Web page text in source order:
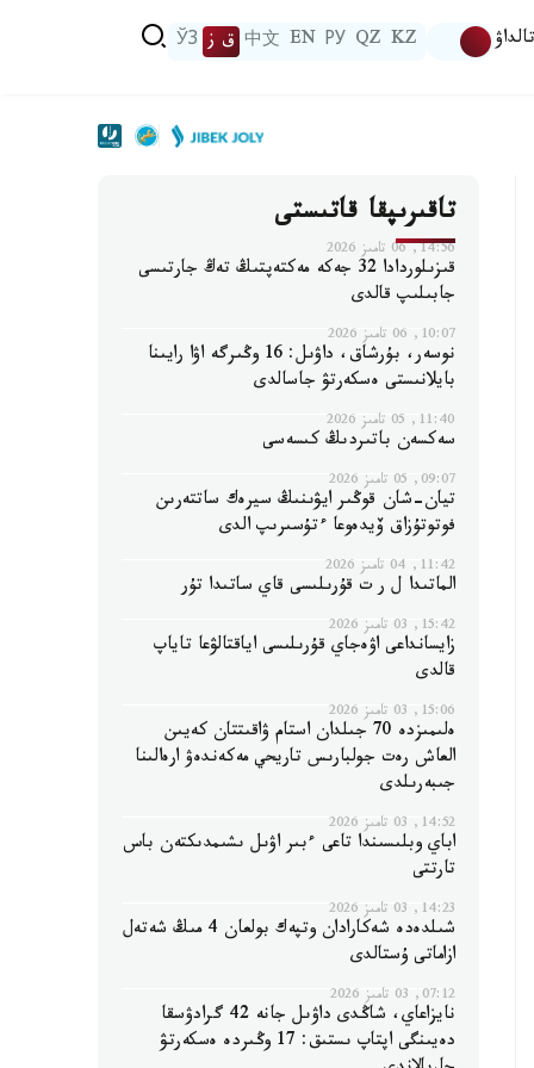
تالداۋ KZ
QZ
РУ
EN
中文 ق ز ЎЗ
تاقىرىپقا قاتىستى
14:56, 06 تامىز 2026
قىزىلوردادا 32 جەكە مەكتەپتىڭ تەڭ جارتىسى
جابىلىپ قالدى
10:07, 06 تامىز 2026
نوسەر، بۇرشاق، داۋىل: 16 وڭىرگە اۋا رايىنا
بايلانىستى ەسكەرتۋ جاسالدى
11:40, 05 تامىز 2026
سەكسەن باتىردىڭ كىسەسى
09:07, 05 تامىز 2026
تيان-شان قوڭىر ايۋىنىڭ سيرەك ساتتەرىن
فوتوتۇزاق ۆيدەوعا ءتۇسىرىپ الدى
11:42, 04 تامىز 2026
الماتىدا ل ر ت قۇرىلىسى قاي ساتىدا تۇر
15:42, 03 تامىز 2026
زايسانداعى اۋەجاي قۇرىلىسى اياقتالۋعا تاياپ
قالدى
15:06, 03 تامىز 2026
ەلىمىزدە 70 جىلدان استام ۋاقىتتان كەيىن
العاش رەت جولبارىس تاريحي مەكەندەۋ ارەالىنا
جىبەرىلدى
14:52, 03 تامىز 2026
اباي وبلىسىندا تاعى ءبىر اۋىل ىشىمدىكتەن باس
تارتتى
14:23, 03 تامىز 2026
شىلدەدە شەكارادان وتپەك بولعان 4 مىڭ شەتەل
ازاماتى ۇستالدى
07:12, 03 تامىز 2026
نايزاعاي، شاڭدى داۋىل جانە 42 گرادۋسقا
دەيىنگى اپتاپ ىستىق: 17 وڭىردە ەسكەرتۋ